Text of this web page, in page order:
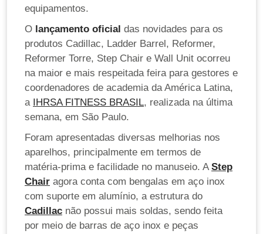
equipamentos.
O lançamento oficial das novidades para os
produtos Cadillac, Ladder Barrel, Reformer,
Reformer Torre, Step Chair e Wall Unit ocorreu
na maior e mais respeitada feira para gestores e
coordenadores de academia da América Latina,
a IHRSA FITNESS BRASIL, realizada na última
semana, em São Paulo.
Foram apresentadas diversas melhorias nos
aparelhos, principalmente em termos de
matéria-prima e facilidade no manuseio. A Step
Chair agora conta com bengalas em aço inox
com suporte em alumínio, a estrutura do
Cadillac não possui mais soldas, sendo feita
por meio de barras de aço inox e peças